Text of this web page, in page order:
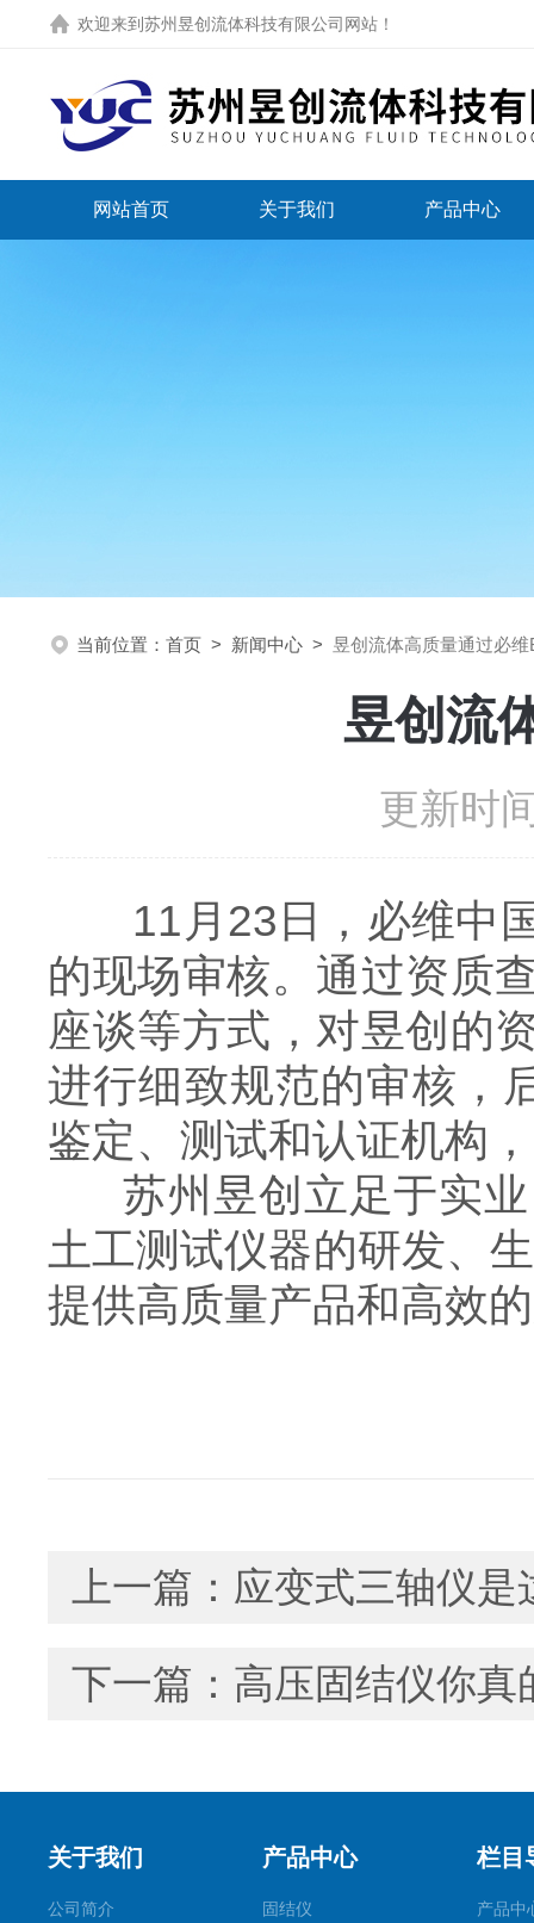
欢迎来到 苏州昱创流体科技有限公司网站 ！
网站首页 关于我们 产品中心
当前位置： 首页 > 新闻中心 > 昱创流体高质量通过必
昱创流
更新时
11月23日，必维中
的现场审核。通过资质
座谈等方式，对昱创的
进行细致规范的审核，
鉴定、测试和认证机构
苏州昱创立足于实
土工测试仪器的研发、
提供高质量产品和高效
上一篇： 应变式三轴仪是
下一篇： 高压固结仪你真
关于我们
公司简介
产品中心
固结仪
栏目
产品中